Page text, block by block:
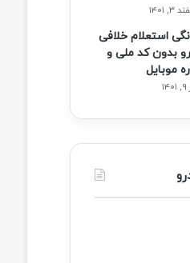
۱۴۰۱
استعلام خلافی
بدون کد ملی و
موبایل